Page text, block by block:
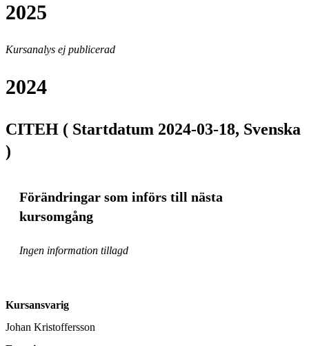
2025
Kursanalys ej publicerad
2024
CITEH ( Startdatum 2024-03-18, Svenska
)
Förändringar som införs till nästa
kursomgång
Ingen information tillagd
Kursansvarig
Johan Kristoffersson